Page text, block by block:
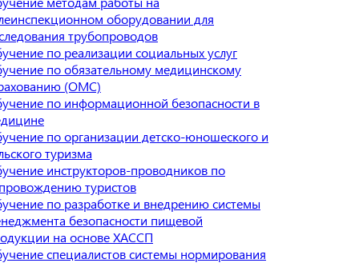
оборудовании для
трубопроводов
по реализации социальных услуг
по обязательному медицинскому
(ОМС)
по информационной безопасности в
по организации детско-юношеского и
туризма
инструкторов-проводников по
туристов
по разработке и внедрению системы
безопасности пищевой
на основе ХАССП
специалистов системы нормирования